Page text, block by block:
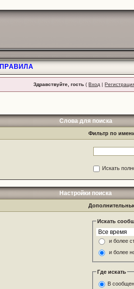
ПРАВИЛА
Здравствуйте, гость (Вход |
Слова для поиска
Фильтр по
Искать
Настройки поиска
Искать
и более
и более
Где искать
В